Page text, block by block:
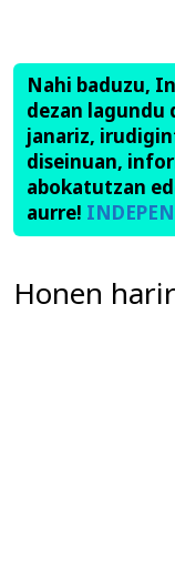
Nahi baduzu,
dezan lagundu
janariz,
diseinuan,
abokatutzan
aurre!
Honen